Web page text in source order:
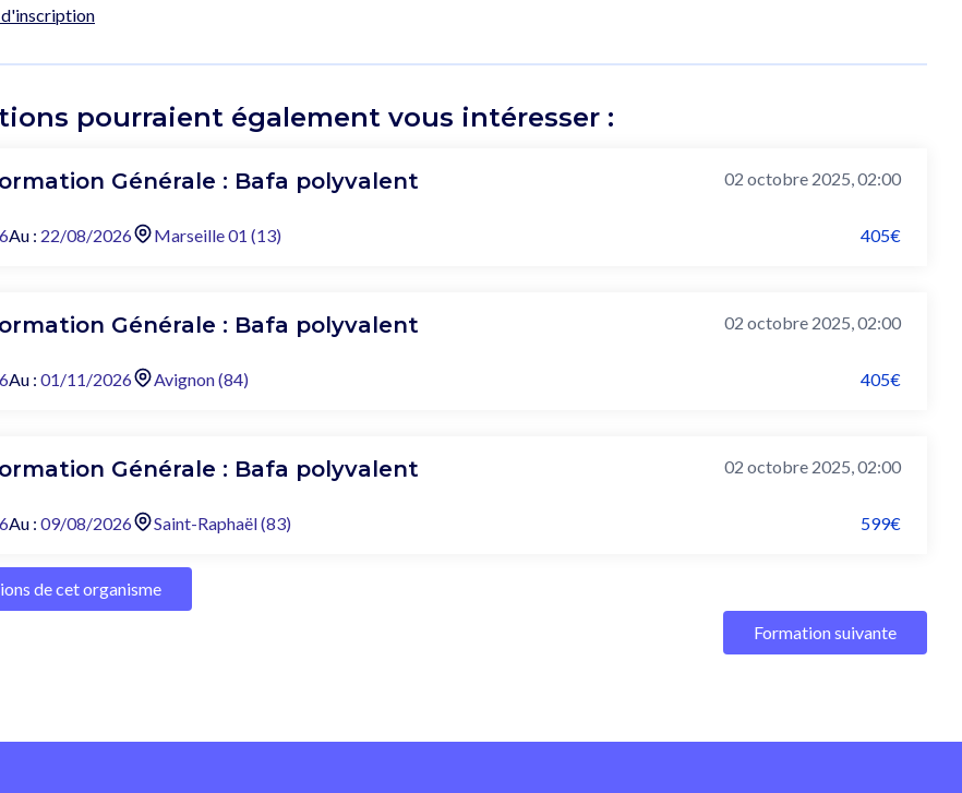
d'inscription
pourraient également vous intéresser :
Générale : Bafa polyvalent
02 octobre 2025, 02:00
Au : 22/08/2026 Marseille 01 (13) 405€
Générale : Bafa polyvalent
02 octobre 2025, 02:00
Au : 01/11/2026 Avignon (84) 405€
Générale : Bafa polyvalent
02 octobre 2025, 02:00
Au : 09/08/2026 Saint-Raphaël (83) 599€
de cet organisme
Formation suivante